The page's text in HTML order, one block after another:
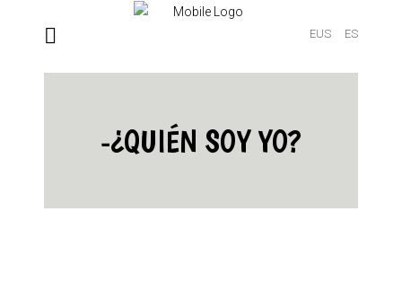
EUS ES
-¿QUIÉN SOY YO?